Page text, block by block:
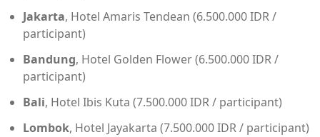
Jakarta, Hotel Amaris Tendean (6.500.000 IDR /
participant)
Bandung, Hotel Golden Flower (6.500.000 IDR /
participant)
Bali, Hotel Ibis Kuta (7.500.000 IDR / participant)
Lombok, Hotel Jayakarta (7.500.000 IDR / participant)